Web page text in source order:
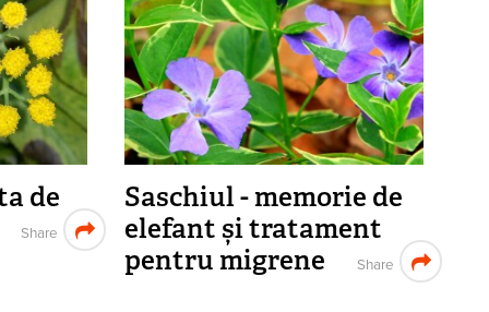
de
Share
Saschiul - memorie de
elefant și tratament
pentru migrene
Share